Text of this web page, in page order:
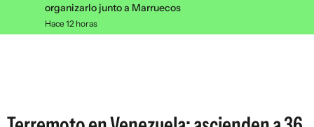
ESTADOS UNIDOS
organizarlo junto a Marruecos
Hace 12 horas